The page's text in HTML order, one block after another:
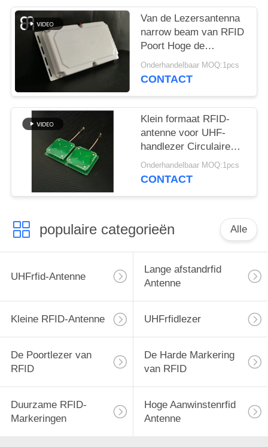
PRIVACYBELEID
Van de Lezersantenna
narrow beam van RFID
Poort Hoge de
Aanwinsten10dbic
Frequentie
Onderhandelbaar MOQ:1pcs
CONTACT
Klein formaat RFID-
antenne voor UHF-
handlezer Circulaire
polarisatie UHF RFID-
antenne met 3dBic
Onderhandelbaar MOQ:1pcs
CONTACT
populaire categorieën Alle
UHFrfid-Antenne
Lange afstandrfid
Antenne
Kleine RFID-Antenne UHFrfidlezer
De Poortlezer van
RFID
De Harde Markering
van RFID
Duurzame RFID-
Markeringen
Hoge Aanwinstenrfid
Antenne